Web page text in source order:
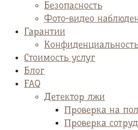
Безопасность
Фото-видео
Гарантии
Стоимость услуг
Блог
FAQ
Детектор лжи
Проверка на
Проверка